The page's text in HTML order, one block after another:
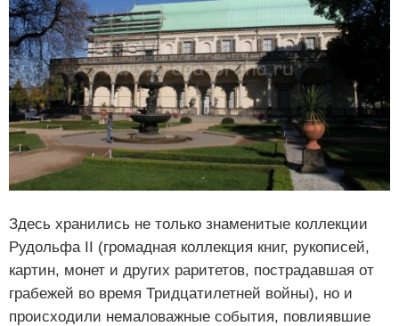
Здесь хранились не только знаменитые коллекции
Рудольфа II (громадная коллекция книг, рукописей,
картин, монет и других раритетов, пострадавшая от
грабежей во время Тридцатилетней войны), но и
происходили немаловажные события, повлиявшие